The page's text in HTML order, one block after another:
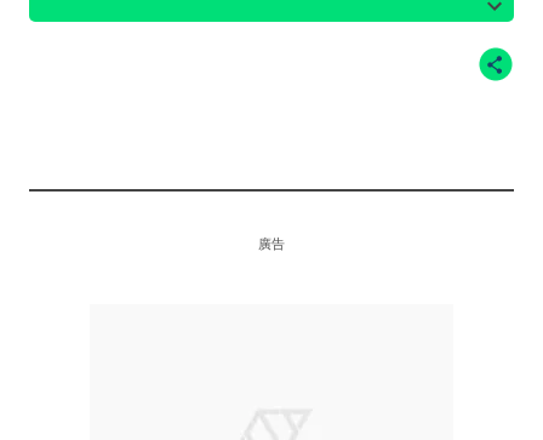
703539、Pixabay@tho-ge-113537、
廣告